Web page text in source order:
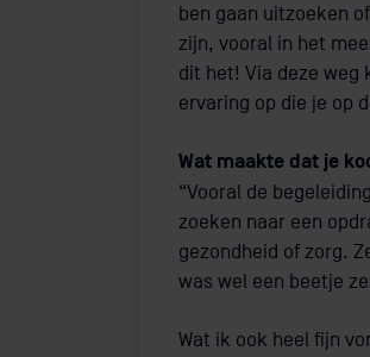
ben gaan uitzoeken
zijn, vooral in het
dit het! Via deze weg
ervaring op die je op
Wat maakte dat je
“Vooral de
zoeken naar een
gezondheid of zorg.
was wel een beetje
Wat ik ook heel fijn